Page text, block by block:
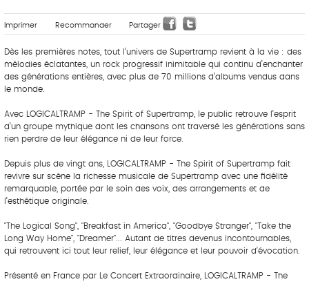
Imprimer Recommander Partager
Dès les premières notes, tout l’univers de Supertramp revient à la vie : des
mélodies éclatantes, un rock progressif inimitable qui continu d’enchanter
des générations entières, avec plus de 70 millions d’albums vendus dans
le monde.
Avec LOGICALTRAMP - The Spirit of Supertramp, le public retrouve l’esprit
d’un groupe mythique dont les chansons ont traversé les générations sans
rien perdre de leur élégance ni de leur force.
Depuis plus de vingt ans, LOGICALTRAMP - The Spirit of Supertramp fait
revivre sur scène la richesse musicale de Supertramp avec une fidélité
remarquable, portée par le soin des voix, des arrangements et de
l’esthétique originale.
"The Logical Song", "Breakfast in America", "Goodbye Stranger", "Take the
Long Way Home", "Dreamer"... Autant de titres devenus incontournables,
qui retrouvent ici tout leur relief, leur élégance et leur pouvoir d’évocation.
Présenté en France par Le Concert Extraordinaire, LOGICALTRAMP - The